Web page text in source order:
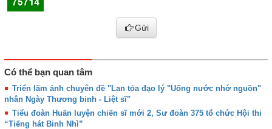
Gửi
Có thể bạn quan tâm
Triển lãm ảnh chuyên đề "Lan tỏa đạo lý "Uống nước nhớ nguồn"
nhân Ngày Thương binh - Liệt sĩ"
Tiểu đoàn Huấn luyện chiến sĩ mới 2, Sư đoàn 375 tổ chức Hội thi
“Tiếng hát Binh Nhì”